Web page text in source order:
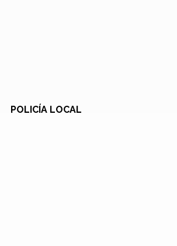
POLICÍA LOCAL